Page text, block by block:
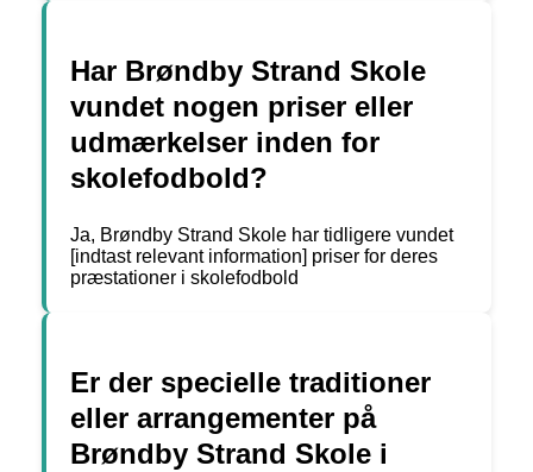
Har Brøndby Strand Skole
vundet nogen priser eller
udmærkelser inden for
skolefodbold?
Ja, Brøndby Strand Skole har tidligere vundet
[indtast relevant information] priser for deres
præstationer i skolefodbold
Er der specielle traditioner
eller arrangementer på
Brøndby Strand Skole i